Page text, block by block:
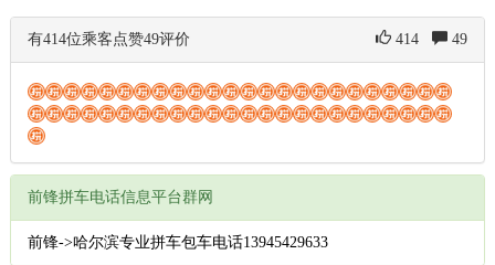
有414位乘客点赞49评价 414 49
前锋拼车电话信息平台群网
前锋->哈尔滨专业拼车包车电话13945429633